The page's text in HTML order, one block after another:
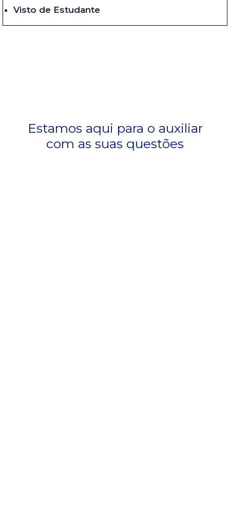
Visto de Estudante
Estamos aqui para o auxiliar
com as suas questões